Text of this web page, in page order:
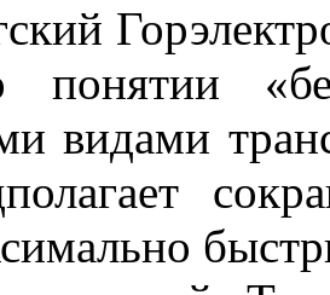
понятии
видами